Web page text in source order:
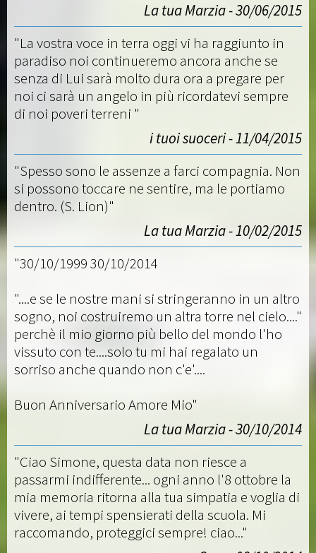
La tua Marzia - 30/06/2015
"La vostra voce in terra oggi vi ha raggiunto in
paradiso noi continueremo ancora anche se
senza di Lui sarà molto dura ora a pregare per
noi ci sarà un angelo in più ricordatevi sempre
di noi poveri terreni "
i tuoi suoceri - 11/04/2015
"Spesso sono le assenze a farci compagnia. Non
si possono toccare ne sentire, ma le portiamo
dentro. (S. Lion)"
La tua Marzia - 10/02/2015
"30/10/1999 30/10/2014
"....e se le nostre mani si stringeranno in un altro
sogno, noi costruiremo un altra torre nel cielo...."
perchè il mio giorno più bello del mondo l'ho
vissuto con te....solo tu mi hai regalato un
sorriso anche quando non c'e'....
Buon Anniversario Amore Mio"
La tua Marzia - 30/10/2014
"Ciao Simone, questa data non riesce a
passarmi indifferente... ogni anno l'8 ottobre la
mia memoria ritorna alla tua simpatia e voglia di
vivere, ai tempi spensierati della scuola. Mi
raccomando, proteggici sempre! ciao..."